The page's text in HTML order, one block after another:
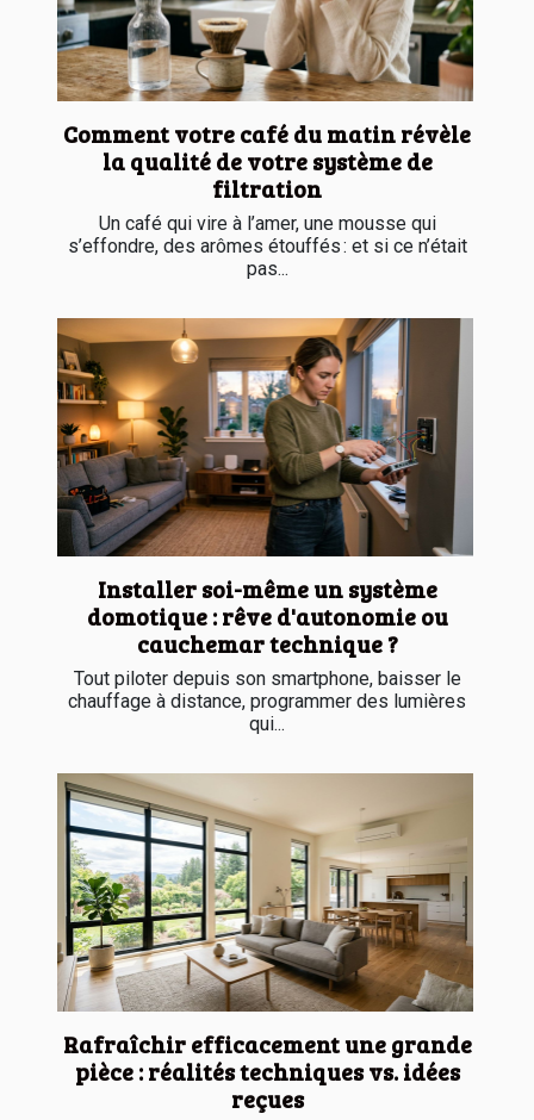
Comment votre café du matin révèle
la qualité de votre système de
filtration
Un café qui vire à l’amer, une mousse qui
s’effondre, des arômes étouffés : et si ce n’était
pas...
Installer soi-même un système
domotique : rêve d'autonomie ou
cauchemar technique ?
Tout piloter depuis son smartphone, baisser le
chauffage à distance, programmer des lumières
qui...
Rafraîchir efficacement une grande
pièce : réalités techniques vs. idées
reçues